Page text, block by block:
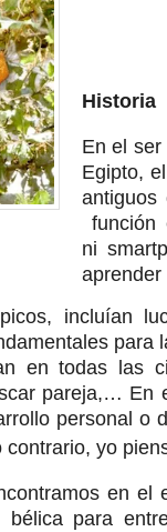
Historia
En el
Egipto,
función
ni
incluían
en todas las
pareja,… En
personal o
contrario, yo
en
bélica para